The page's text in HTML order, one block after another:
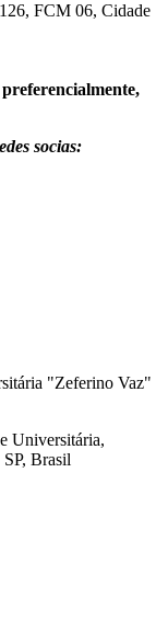
FCM 06, Cidade
socias:
"Zeferino Vaz"
Universitária,
Brasil